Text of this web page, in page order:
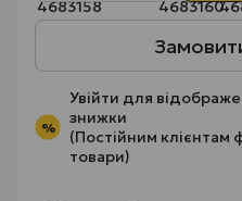
%
Увійти для
знижки
(Постійним клієнтам
товари)